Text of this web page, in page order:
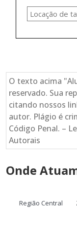
Locação de
O texto acima
reservado. Sua
citando nossos
autor. Plágio é
Código Penal. –
Autorais
Onde
Região Central